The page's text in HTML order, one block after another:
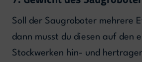
Soll der Saugroboter mehrere
dann musst du diesen auf den
Stockwerken hin- und